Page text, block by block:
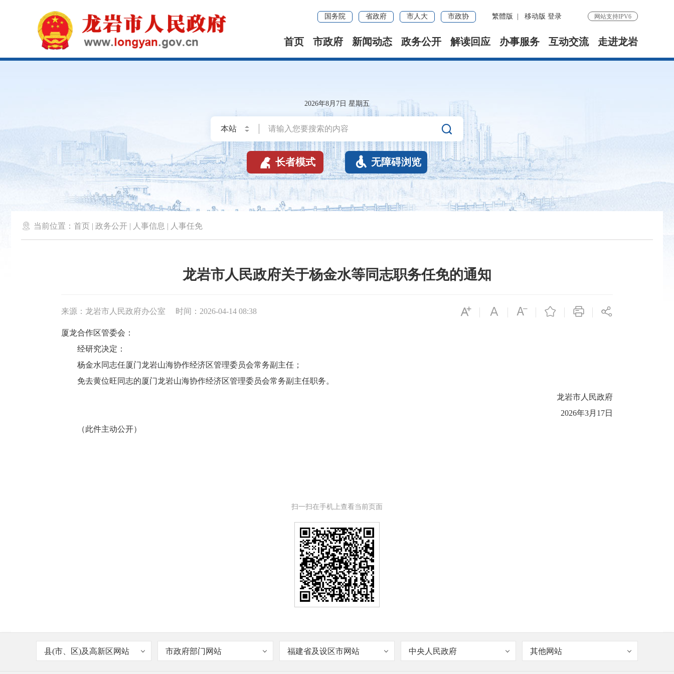
国务院 省政府 市人大 市政协 繁體版 移动版 登录 网站支持IPV6
首页 市政府 新闻动态 政务公开 解读回应 办事服务 互动交流 走进龙岩
2026年8月7日 星期五

 长者模式  无障碍浏览
 当前位置： 首页 | 政务公开 | 人事信息 | 人事任免
龙岩市人民政府关于杨金水等同志职务任免的通知
来源：龙岩市人民政府办公室 时间：2026-04-14 08:38
厦龙合作区管委会：
经研究决定：
杨金水同志任厦门龙岩山海协作经济区管理委员会常务副主任；
免去黄位旺同志的厦门龙岩山海协作经济区管理委员会常务副主任职务。
龙岩市人民政府
2026年3月17日
（此件主动公开）
扫一扫在手机上查看当前页面
县(市、区)及高新区网站 市政府部门网站 福建省及设区市网站 中央人民政府 其他网站